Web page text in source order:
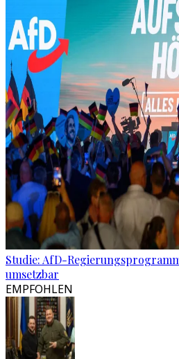
Studie: AfD-
umsetzbar
EMPFOHLEN